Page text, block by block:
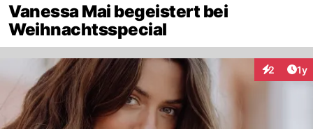
Vanessa Mai begeistert bei
Weihnachtsspecial
2 1y